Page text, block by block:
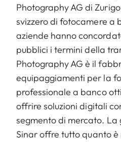
Photography AG di
svizzero di fotocamere a
aziende hanno
pubblici i termini della
Photography AG è il
equipaggiamenti per la
professionale a banco
offrire soluzioni digitali
segmento di mercato.
Sinar offre tutto quanto